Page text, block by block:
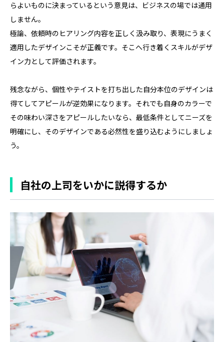
らよいものに決まっているという意見は、ビジネスの場では通用
しません。
極論、依頼時のヒアリング内容を正しく汲み取り、表現にうまく
適用したデザインこそが正義です。そこへ行き着くスキルがデザ
イン力として評価されます。
残念ながら、個性やテイストを打ち出した自分本位のデザインは
得てしてアピールが逆効果になります。それでも自身のカラーで
その味わい深さをアピールしたいなら、最低条件としてニーズを
明確にし、そのデザインである必然性を盛り込むようにしましょ
う。
自社の上司をいかに説得するか